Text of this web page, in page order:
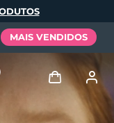
MAIS VENDIDOS